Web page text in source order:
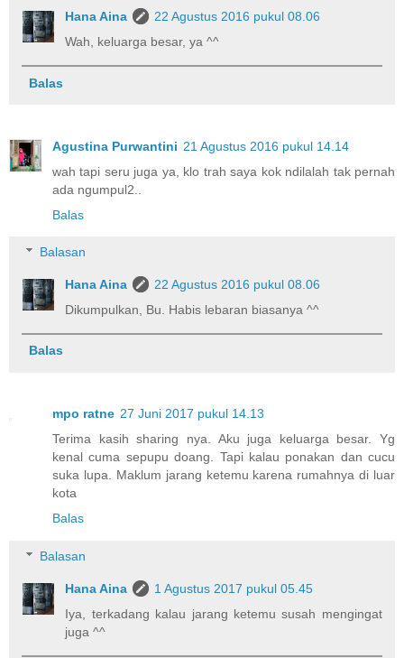
Hana Aina
22 Agustus 2016 pukul 08.06
Wah, keluarga besar, ya ^^
Balas
Agustina Purwantini 21 Agustus 2016 pukul 14.14
wah tapi seru juga ya, klo trah saya kok ndilalah tak pernah
ada ngumpul2..
Balas
Balasan
Hana Aina
22 Agustus 2016 pukul 08.06
Dikumpulkan, Bu. Habis lebaran biasanya ^^
Balas
mpo ratne 27 Juni 2017 pukul 14.13
Terima kasih sharing nya. Aku juga keluarga besar. Yg
kenal cuma sepupu doang. Tapi kalau ponakan dan cucu
suka lupa. Maklum jarang ketemu karena rumahnya di luar
kota
Balas
Balasan
Hana Aina
1 Agustus 2017 pukul 05.45
Iya, terkadang kalau jarang ketemu susah mengingat
juga ^^